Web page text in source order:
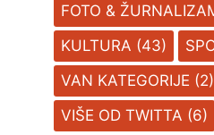
FOTO &
KULTURA (43)
VAN KATEGORIJE (2)
VIŠE OD TWITTA (6)